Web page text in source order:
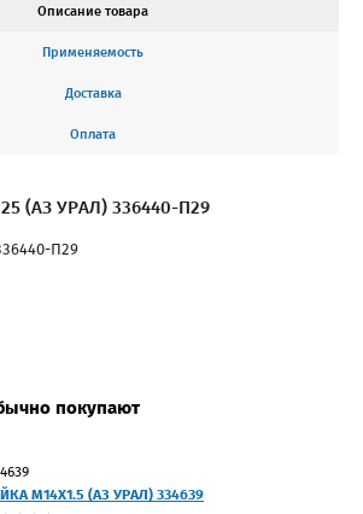
Описание товара
Применяемость
Доставка
Оплата
(АЗ УРАЛ) 336440-П29
П29
покупают
М14Х1.5 (АЗ УРАЛ) 334639